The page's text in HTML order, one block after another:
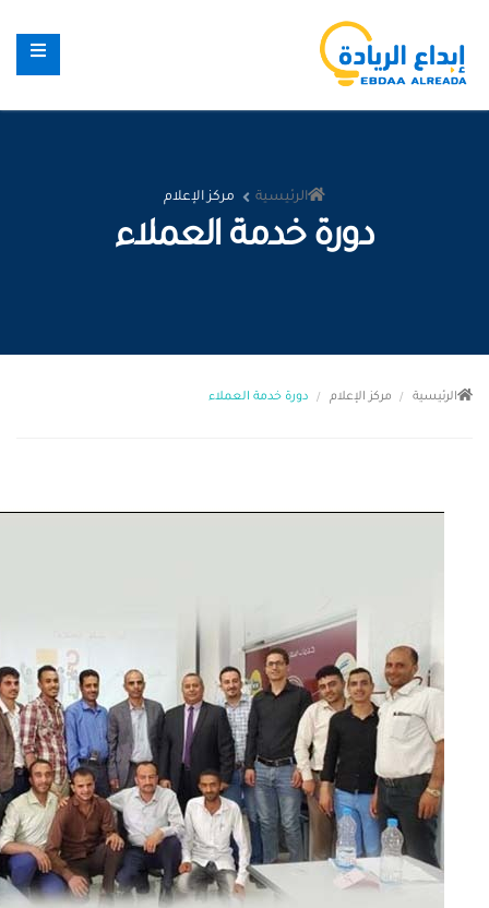
الرئيسية مركز الإعلام
دورة خدمة العملاء
الرئيسية مركز الإعلام دورة خدمة العملاء